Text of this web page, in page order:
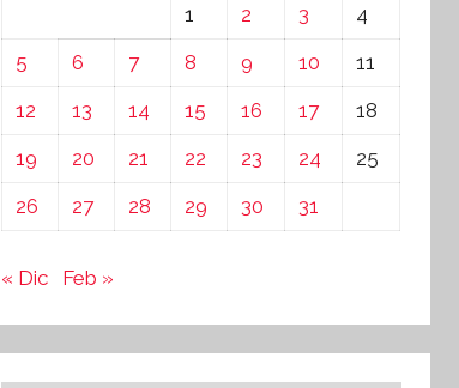
1
2 3
4
5
6 7 8 9 10
11
12
13 14 15 16 17
18
19
20 21 22 23 24
25
26
27 28 29 30 31
« Dic Feb »